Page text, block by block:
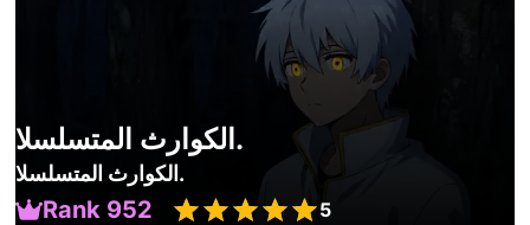
الكوارث المتسلسلا.
الكوارث المتسلسلا.
Rank 952 5